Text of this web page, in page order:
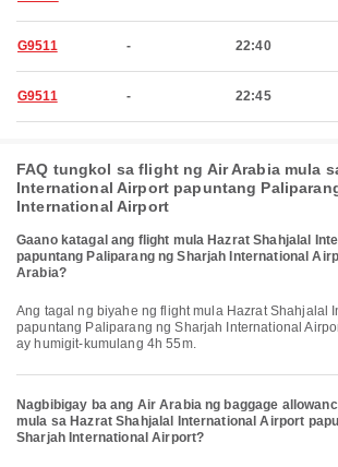
G9511 - 22:40
G9511 - 22:45
FAQ tungkol sa flight ng Air Arabia mula
International Airport papuntang
International Airport
Gaano katagal ang flight mula Hazrat Shahjalal
papuntang Paliparang ng Sharjah International
Arabia?
Ang tagal ng biyahe ng flight mula Hazrat Shahjalal International Airport
papuntang Paliparang ng Sharjah International
ay humigit-kumulang 4h 55m.
Nagbibigay ba ang Air Arabia ng baggage
mula sa Hazrat Shahjalal International Airport
Sharjah International Airport?